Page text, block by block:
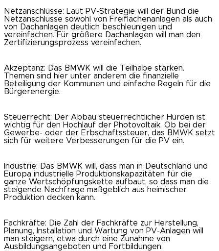
Netzanschlüsse: Laut PV-Strategie will der Bund die
Netzanschlüsse sowohl von Freiflächenanlagen als auch
von Dachanlagen deutlich beschleunigen und
vereinfachen. Für größere Dachanlagen will man den
Zertifizierungsprozess vereinfachen.
Akzeptanz: Das BMWK will die Teilhabe stärken.
Themen sind hier unter anderem die finanzielle
Beteiligung der Kommunen und einfache Regeln für die
Bürgerenergie.
Steuerrecht: Der Abbau steuerrechtlicher Hürden ist
wichtig für den Hochlauf der Photovoltaik. Ob bei der
Gewerbe- oder der Erbschaftssteuer, das BMWK setzt
sich für weitere Verbesserungen für die PV ein.
Industrie: Das BMWK will, dass man in Deutschland und
Europa industrielle Produktionskapazitäten für die
ganze Wertschöpfungskette aufbaut, so dass man die
steigende Nachfrage maßgeblich aus heimischer
Produktion decken kann.
Fachkräfte: Die Zahl der Fachkräfte zur Herstellung,
Planung, Installation und Wartung von PV-Anlagen will
man steigern, etwa durch eine Zunahme von
Ausbildungsangeboten und Fortbildungen.